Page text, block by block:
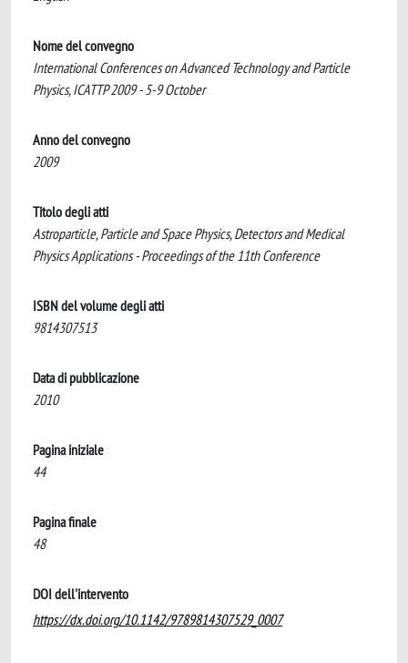
Nome del convegno
International Conferences on Advanced Technology and Particle
Physics, ICATTP 2009 - 5-9 October
Anno del convegno
2009
Titolo degli atti
Astroparticle, Particle and Space Physics, Detectors and Medical
Physics Applications - Proceedings of the 11th Conference
ISBN del volume degli atti
9814307513
Data di pubblicazione
2010
Pagina iniziale
44
Pagina finale
48
DOI dell'intervento
https://dx.doi.org/10.1142/9789814307529_0007